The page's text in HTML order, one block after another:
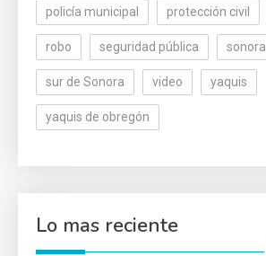
policía municipal protección civil
robo seguridad pública sonora
sur de Sonora video yaquis
yaquis de obregón
Lo mas reciente